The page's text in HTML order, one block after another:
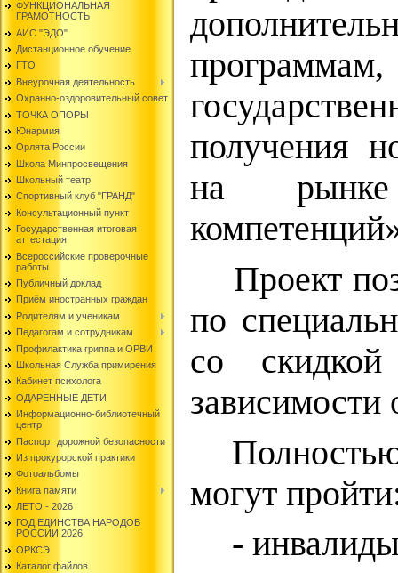
ФУНКЦИОНАЛЬНАЯ
ГРАМОТНОСТЬ
АИС "ЭДО"
Дистанционное обучение
ГТО
Внеурочная деятельность
Охранно-оздоровительный совет
ТОЧКА ОПОРЫ
Юнармия
Орлята России
Школа Минпросвещения
Школьный театр
Спортивный клуб "ГРАНД"
Консультационный пункт
Государственная итоговая
аттестация
Всероссийские проверочные
работы
Публичный доклад
Приём иностранных граждан
Родителям и ученикам
Педагогам и сотрудникам
Профилактика гриппа и ОРВИ
Школьная Служба примирения
Кабинет психолога
ОДАРЕННЫЕ ДЕТИ
Информационно-библиотечный
центр
Паспорт дорожной безопасности
Из прокурорской практики
Фотоальбомы
Книга памяти
ЛЕТО - 2026
ГОД ЕДИНСТВА НАРОДОВ
РОССИИ 2026
ОРКСЭ
Каталог файлов
получения
на
Проект
по
со
зависимости
могут
-